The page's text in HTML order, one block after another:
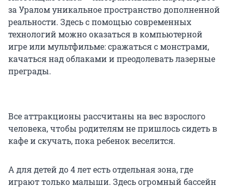
за Уралом уникальное пространство дополненной
реальности. Здесь с помощью современных
технологий можно оказаться в компьютерной
игре или мультфильме: сражаться с монстрами,
качаться над облаками и преодолевать лазерные
преграды.
Все аттракционы рассчитаны на вес взрослого
человека, чтобы родителям не пришлось сидеть в
кафе и скучать, пока ребенок веселится.
А для детей до 4 лет есть отдельная зона, где
играют только малыши. Здесь огромный бассейн